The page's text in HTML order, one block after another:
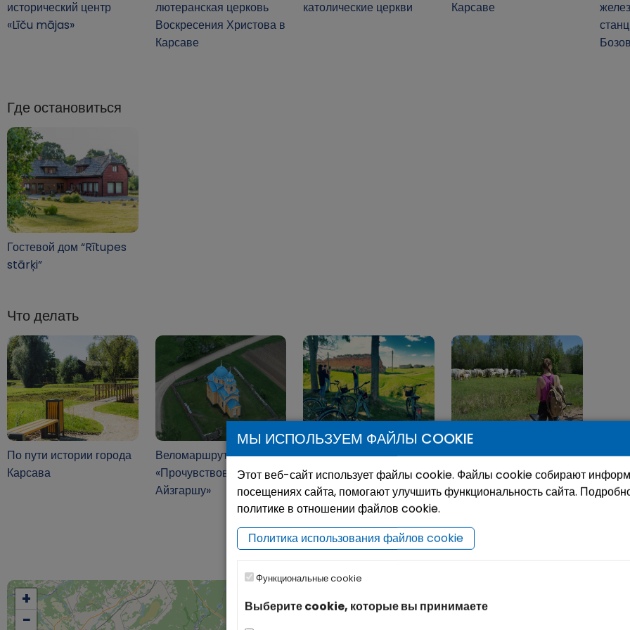
исторический центр
«Līču mājas»
лютеранская церковь
Воскресения Христова в
Карсаве
католические церкви Карсаве
Где остановиться
Гостевой дом “Rītupes
stārķi”
Что делать
По пути истории города
Карсава
Веломаршрут Нр. 782
«Прочувствовать
Айзгаршу»
Вело маршрут
“EuroVelo 11”
Региональный
веломаршрут Нр.34
“Rypoj vasals!” (Катись
+
−
МЫ ИСПОЛЬЗУЕМ ФАЙЛЫ COOKIE
Этот веб-сайт использует файлы cookie. Файлы cookie собирают
посещениях сайта, помогают улучшить функциональность сайта.
политике в отношении файлов cookie.
Политика использования файлов cookie
Функциональные cookie
Выберите cookie, которые вы принимаете